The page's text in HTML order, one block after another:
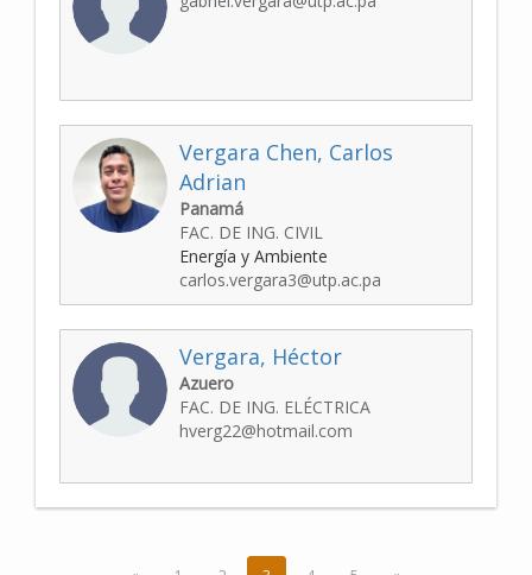
Vergara Chen, Carlos
Adrian
Panamá
FAC. DE ING. CIVIL
Energía y Ambiente
carlos.vergara3@utp.ac.pa
Vergara, Héctor
Azuero
FAC. DE ING. ELÉCTRICA
hverg22@hotmail.com